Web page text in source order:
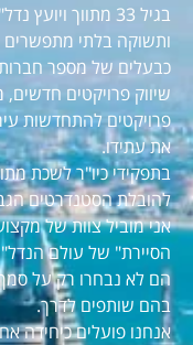
בגיל 33 מתווך
ותשוקה בלתי מתפשרים
כבעלים של מספר
שיווק פרויקטים חדשים,
פרויקטים להתחדשות
את עתידו.
בתפקידי כיו"ר לשכת
להובלת הסטנדרטים
אני מוביל צוות של
הסיירת" של עולם
הם לא נבחרו רק על סמך
בהם שותפים לדרך.
אנחנו פועלים כיחידה